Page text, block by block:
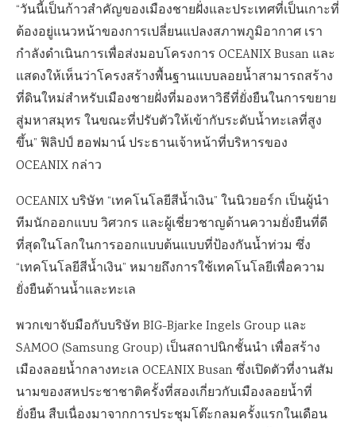
“วันนี้เป็นก้าวสำคัญของเมืองชายฝั่งและประเทศที่เป็นเกาะที่
ต้องอยู่แนวหน้าของการเปลี่ยนแปลงสภาพภูมิอากาศ เรา
กำลังดำเนินการเพื่อส่งมอบโครงการ OCEANIX Busan และ
แสดงให้เห็นว่าโครงสร้างพื้นฐานแบบลอยน้ำสามารถสร้าง
ที่ดินใหม่สำหรับเมืองชายฝั่งที่มองหาวิธีที่ยั่งยืนในการขยาย
สู่มหาสมุทร ในขณะที่ปรับตัวให้เข้ากับระดับน้ำทะเลที่สูง
ขึ้น” ฟิลิปป์ ฮอฟมาน์ ประธานเจ้าหน้าที่บริหารของ
OCEANIX กล่าว
OCEANIX บริษัท “เทคโนโลยีสีน้ำเงิน” ในนิวยอร์ก เป็นผู้นำ
ทีมนักออกแบบ วิศวกร และผู้เชี่ยวชาญด้านความยั่งยืนที่ดี
ที่สุดในโลกในการออกแบบต้นแบบที่ป้องกันน้ำท่วม ซึ่ง
“เทคโนโลยีสีน้ำเงิน” หมายถึงการใช้เทคโนโลยีเพื่อความ
ยั่งยืนด้านน้ำและทะเล
พวกเขาจับมือกับบริษัท BIG-Bjarke Ingels Group และ
SAMOO (Samsung Group) เป็นสถาปนิกชั้นนำ เพื่อสร้าง
เมืองลอยน้ำกลางทะเล OCEANIX Busan ซึ่งเปิดตัวที่งานสัม
นามของสหประชาชาติครั้งที่สองเกี่ยวกับเมืองลอยน้ำที่
ยั่งยืน สืบเนื่องมาจากการประชุมโต๊ะกลมครั้งแรกในเดือน